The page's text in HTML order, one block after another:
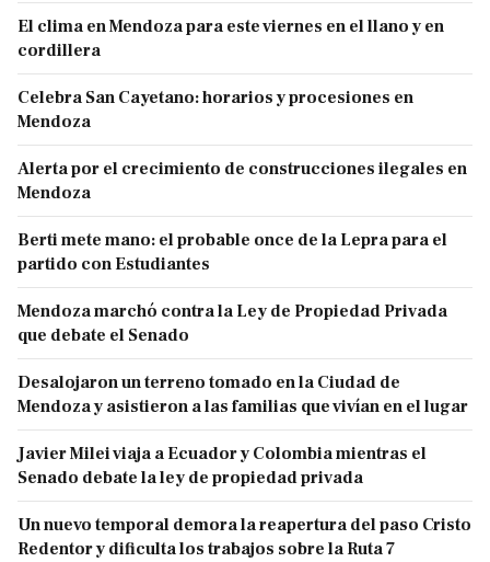
El clima en Mendoza para este viernes en el llano y en
cordillera
Celebra San Cayetano: horarios y procesiones en
Mendoza
Alerta por el crecimiento de construcciones ilegales en
Mendoza
Berti mete mano: el probable once de la Lepra para el
partido con Estudiantes
Mendoza marchó contra la Ley de Propiedad Privada
que debate el Senado
Desalojaron un terreno tomado en la Ciudad de
Mendoza y asistieron a las familias que vivían en el lugar
Javier Milei viaja a Ecuador y Colombia mientras el
Senado debate la ley de propiedad privada
Un nuevo temporal demora la reapertura del paso Cristo
Redentor y dificulta los trabajos sobre la Ruta 7